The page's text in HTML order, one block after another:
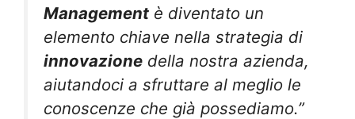
Management è diventato un
elemento chiave nella strategia di
innovazione della nostra azienda,
aiutandoci a sfruttare al meglio le
conoscenze che già possediamo.”